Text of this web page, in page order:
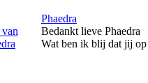
Phaedra
Bedankt lieve Phaedra
Wat ben ik blij dat jij